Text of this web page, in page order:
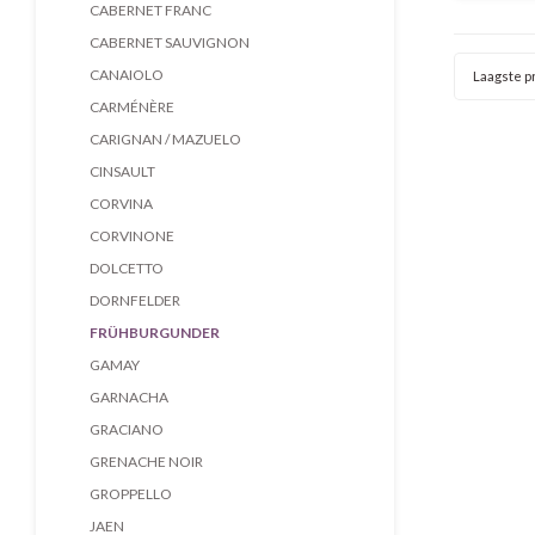
CABERNET FRANC
CABERNET SAUVIGNON
CANAIOLO
CARMÉNÈRE
CARIGNAN / MAZUELO
CINSAULT
CORVINA
CORVINONE
DOLCETTO
DORNFELDER
FRÜHBURGUNDER
GAMAY
GARNACHA
GRACIANO
GRENACHE NOIR
GROPPELLO
JAEN
Laagste